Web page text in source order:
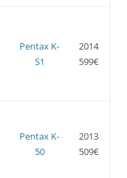
Pentax K-
S1
2014
599€
Pentax K-
50
2013
509€